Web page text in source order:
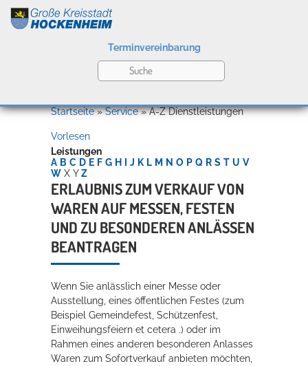
Kultur
Bildung
Wirtschaft
Rathaus
Terminvereinbarung
Willkommen in Hockenheim
Startseite»Service»A-Z Dienstleistungen
Vorlesen
Leistungen
A B C D E F G H J K L M N O P Q R S T U V
W X Y Z
ERLAUBNIS ZUM VERKAUF VON
WAREN AUF MESSEN, FESTEN
UND ZU BESONDEREN ANLÄSSEN
BEANTRAGEN
Wenn Sie anlässlich einer Messe oder
Ausstellung, eines öffentlichen Festes (zum
Beispiel Gemeindefest, Schützenfest,
Einweihungsfeiern et cetera .) oder im
Rahmen eines anderen besonderen Anlasses
Waren zum Sofortverkauf anbieten möchten,